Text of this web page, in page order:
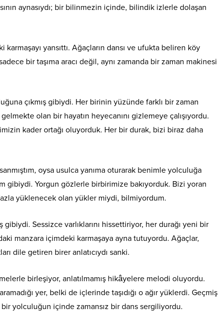
aynasıydı; bir bilinmezin içinde, bilindik izlerle dolaşan
yansıttı. Ağaçların dansı ve ufukta beliren köy
bir taşıma aracı değil, aynı zamanda bir zaman makinesi
çıkmış gibiydi. Her birinin yüzünde farklı bir zaman
gelmekte olan bir hayatın heyecanını gizlemeye çalışıyordu.
kader ortağı oluyorduk. Her bir durak, bizi biraz daha
oysa usulca yanıma oturarak benimle yolculuğa
gibiydi. Yorgun gözlerle birbirimize bakıyorduk. Bizi yoran
fazla yüklenecek olan yükler miydi, bilmiyordum.
Sessizce varlıklarını hissettiriyor, her durağı yeni bir
manzara içimdeki karmaşaya ayna tutuyordu. Ağaçlar,
dile getiren birer anlatıcıydı sanki.
birleşiyor, anlatılmamış hikâyelere melodi oluyordu.
yer, belki de içlerinde taşıdığı o ağır yüklerdi. Geçmiş
yolculuğun içinde zamansız bir dans sergiliyordu.